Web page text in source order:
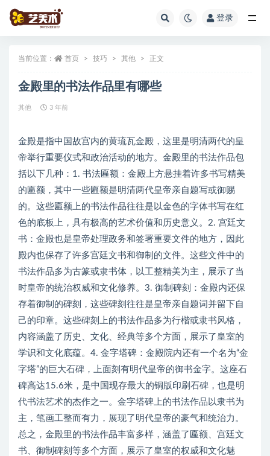
登录
当前位置： 首页 技巧 其他 正文
金殿里的书法作品里有哪些
其他 3 年前
金殿是指中国故宫内的黄琉瓦金殿，这里是明清两代的皇
帝举行重要仪式和政治活动的地方。金殿里的书法作品包
括以下几种：1. 书法匾额：金殿上方悬挂着许多书写精美
的匾额，其中一些匾额是明清两代皇帝亲自题写或御赐
的。这些匾额上的书法作品往往是以金色的字体书写在红
色的底板上，具有极高的艺术价值和历史意义。2. 宫廷文
书：金殿也是皇帝处理政务和签署重要文件的地方，因此
殿内也保存了许多宫廷文书和御制的文件。这些文件中的
书法作品多为古篆或隶书体，以工整精美为主，展示了当
时皇帝的统治权威和文化修养。3. 御制碑刻：金殿内还保
存着御制的碑刻，这些碑刻往往是皇帝亲自题词并留下自
己的印章。这些碑刻上的书法作品多为行楷或隶书风格，
内容涵盖了历史、文化、经典等多个方面，展示了皇室的
学识和文化底蕴。4. 金字塔碑：金殿院内还有一个名为“金
字塔”的巨大石碑，上面刻有明代皇帝的御书金字。这座石
碑高达15.6米，是中国现存最大的铜版印刷石碑，也是明
代书法艺术的杰作之一。金字塔碑上的书法作品以隶书为
主，笔画工整而有力，展现了明代皇帝的豪气和统治力。
总之，金殿里的书法作品丰富多样，涵盖了匾额、宫廷文
书、御制碑刻等多个方面，展示了皇室的权威和文化魅